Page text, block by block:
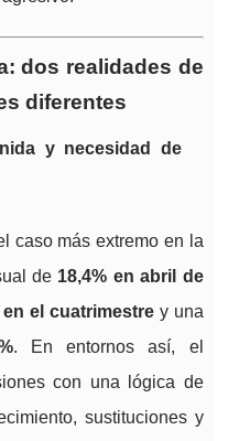
dos realidades de
diferentes
y necesidad de
caso más extremo en la
de 18,4% en abril de
en el cuatrimestrey una
. En entornos así, el
con una lógica de
sustituciones y